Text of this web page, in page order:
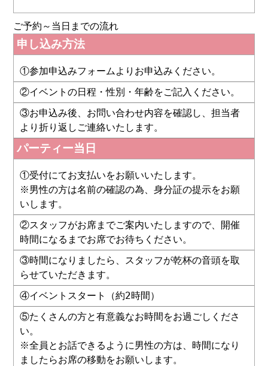
ご予約～当日までの流れ
申し込み方法
①参加申込みフォームよりお申込みください。
②イベントの日程・性別・年齢をご記入ください。
③お申込み後、お問い合わせ内容を確認し、担当者
より折り返しご連絡いたします。
パーティー当日
①受付にてお支払いをお願いいたします。
※男性の方は名前の確認の為、身分証の提示をお願
いします。
②スタッフがお席までご案内いたしますので、開催
時間になるまでお席でお待ちください。
③時間になりましたら、スタッフが乾杯の音頭を取
らせていただきます。
④イベントスタート（約2時間）
⑤たくさんの方と有意義なお時間をお過ごしくださ
い。
※全員とお話できるように男性の方は、時間になり
ましたらお席の移動をお願いします。